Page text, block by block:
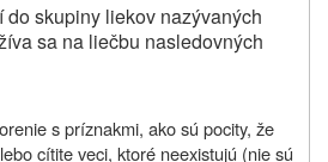
skupiny liekov nazývaných
sa na liečbu nasledovných
s príznakmi, ako sú pocity, že
cítite veci, ktoré neexistujú (nie sú